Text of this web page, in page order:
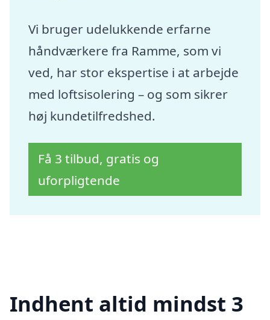
Vi bruger udelukkende erfarne
håndværkere fra Ramme, som vi
ved, har stor ekspertise i at arbejde
med loftsisolering – og som sikrer
høj kundetilfredshed.
Få 3 tilbud, gratis og
uforpligtende
Indhent altid mindst 3